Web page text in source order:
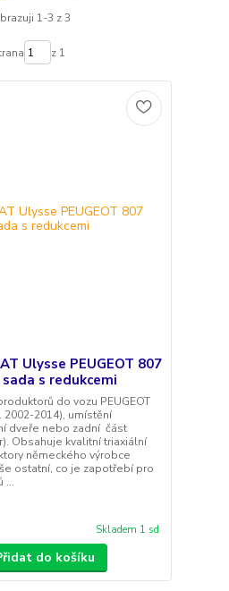
1-3 z 3
z 1
Ulysse PEUGEOT 807
s redukcemi
do vozu PEUGEOT
2002-2014), umístění
dveře nebo zadní část
Obsahuje kvalitní triaxiální
německého výrobce
ostatní, co je zapotřebí pro
...
Skladem 1 sd
do košíku